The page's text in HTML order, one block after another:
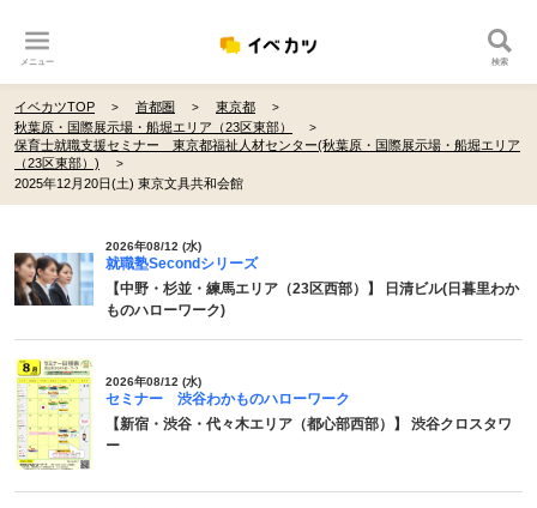
メニュー 検索
イベカツTOP 首都圏
東京都
秋葉原・国際展示場・船堀エリア（23区東部）
保育士就職支援セミナー 東京都福祉人材センター(秋葉原・国際展示場・船堀エリア
（23区東部）)
2025年12月20日(土) 東京文具共和会館
2026年08/12 (水)
就職塾Secondシリーズ
【中野・杉並・練馬エリア（23区西部）】 日清ビル(日暮里わか
ものハローワーク)
2026年08/12 (水)
セミナー 渋谷わかものハローワーク
【新宿・渋谷・代々木エリア（都心部西部）】 渋谷クロスタワ
ー